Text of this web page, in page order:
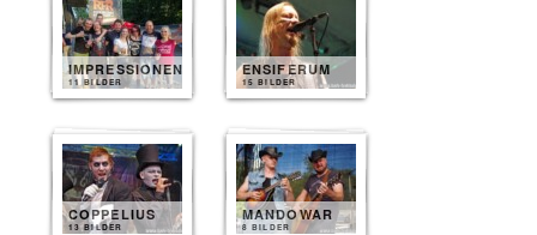
IMPRESSIONEN
11 BILDER
ENSIFERUM
15 BILDER
COPPELIUS
13 BILDER
MANDOWAR
8 BILDER